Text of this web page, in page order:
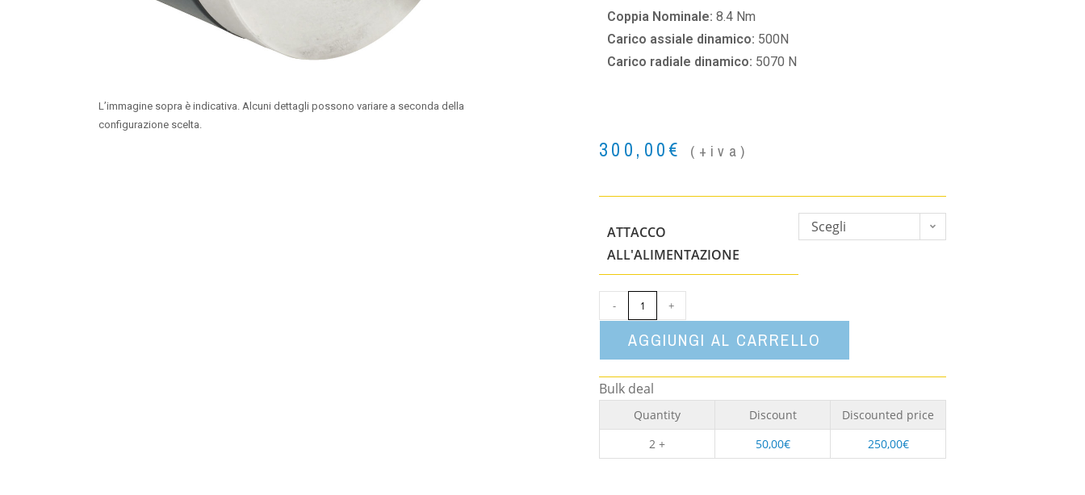
L’immagine sopra è indicativa. Alcuni dettagli possono variare a seconda della
configurazione scelta.
Coppia Nominale: 8.4 Nm
Carico assiale dinamico: 500N
Carico radiale dinamico: 5070 N
300,00€ (+iva)
ATTACCO
ALL'ALIMENTAZIONE
Scegli
- +
AGGIUNGI AL CARRELLO
Bulk deal
Quantity Discount
Discounted price
2 +
50,00€ 250,00€